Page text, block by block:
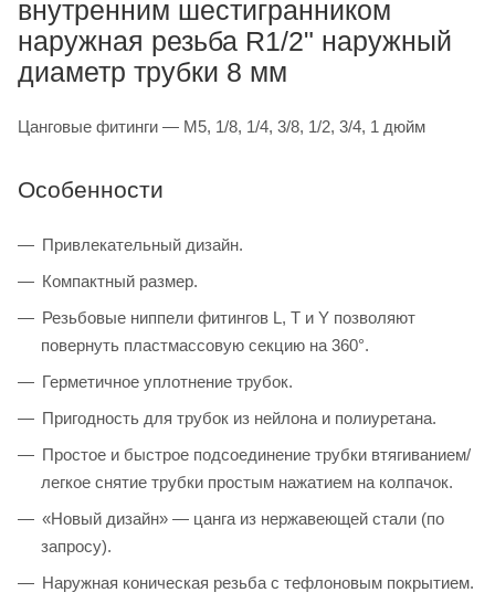
внутренним шестигранником
наружная резьба R1/2" наружный
диаметр трубки 8 мм
Цанговые фитинги — M5, 1/8, 1/4, 3/8, 1/2, 3/4, 1 дюйм
Особенности
Привлекательный дизайн.
Компактный размер.
Резьбовые ниппели фитингов L, T и Y позволяют
повернуть пластмассовую секцию на 360°.
Герметичное уплотнение трубок.
Пригодность для трубок из нейлона и полиуретана.
Простое и быстрое подсоединение трубки втягиванием/
легкое снятие трубки простым нажатием на колпачок.
«Новый дизайн» — цанга из нержавеющей стали (по
запросу).
Наружная коническая резьба с тефлоновым покрытием.